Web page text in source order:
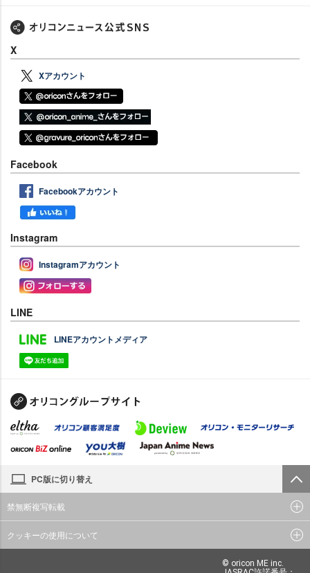
X
Xアカウント
Facebook
Facebookアカウント
Instagram
Instagramアカウント
LINE
LINEアカウントメディア
PC版に切り替え
禁無断複写転載
クッキーの使用について
© oricon ME inc.